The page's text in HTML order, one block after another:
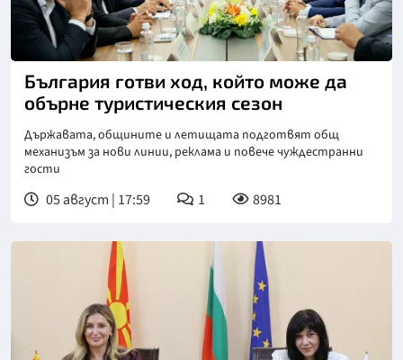
България готви ход, който може да
обърне туристическия сезон
Държавата, общините и летищата подготвят общ
механизъм за нови линии, реклама и повече чуждестранни
гости
05 август | 17:59 1 8981